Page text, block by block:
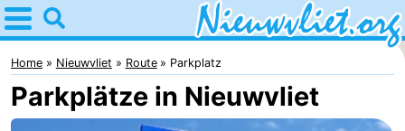
Home
Nieuwvliet
Tipps
Home Nieuwvliet Route Parkplatz
Parkplätze in Nieuwvliet